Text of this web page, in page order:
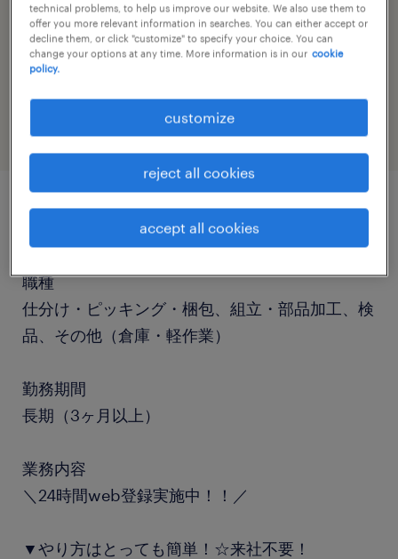
job category
warehousing & distribution
職種
仕分け・ピッキング・梱包、組立・部品加工、検
品、その他（倉庫・軽作業）
勤務期間
長期（3ヶ月以上）
業務内容
＼24時間web登録実施中！！／
▼やり方はとっても簡単！☆来社不要！
technical problems, to help us improve our website. We also use them to
offer you more relevant information in searches. You can either accept or
decline them, or click "customize" to specify your choice. You can
change your options at any time. More information is in our cookie
policy.
customize
reject all cookies
accept all cookies